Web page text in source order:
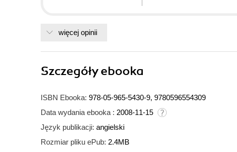
więcej opinii
Szczegółyebooka
ISBN Ebooka: 978-05-965-5430-9, 9780596554309
Data wydania ebooka : 2008-11-15
Język publikacji: angielski
Rozmiar pliku ePub: 2.4MB